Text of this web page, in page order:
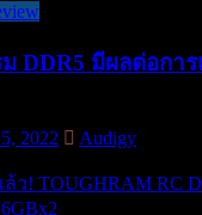
DDR5 มีผลต่อการ
2022 Audigy